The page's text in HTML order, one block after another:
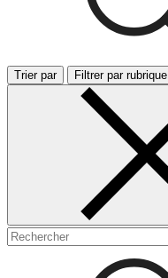
Trier par Filtrer par rubrique